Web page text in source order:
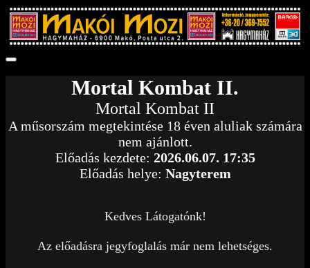
Mortal Kombat II.
Mortal Kombat II
A műsorszám megtekintése 18 éven aluliak számára
nem ajánlott.
Előadás kezdete: 2026.06.07. 17:35
Előadás helye: Nagyterem
Kedves Látogatónk!
Az előadásra jegyfoglalás már nem lehetséges.